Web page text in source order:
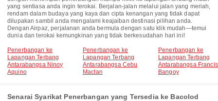
yang sentiasa anda ingin terokai. Berjalan-jalan melalui jalan yang meriah,
rendam dalam budaya yang kaya dan cipta kenangan yang tidak dapat
dilupakan sambil anda mengalami keajaiban destinasi pilihan anda.
Dengan Airpaz, perjalanan anda bermula dengan satu klik mudah—temui
dunia dan terokai kemungkinan yang tidak berkesudahan hari ini!
Penerbangan ke
Lapangan Terbang
Antarabangsa Ninoy
Aquino
Penerbangan ke
Lapangan Terbang
Antarabangsa Cebu
Mactan
Penerbangan ke
Lapangan Terbang
Antarabangsa
Bangoy
Senarai Syarikat Penerbangan yang Tersedia ke Bacolod